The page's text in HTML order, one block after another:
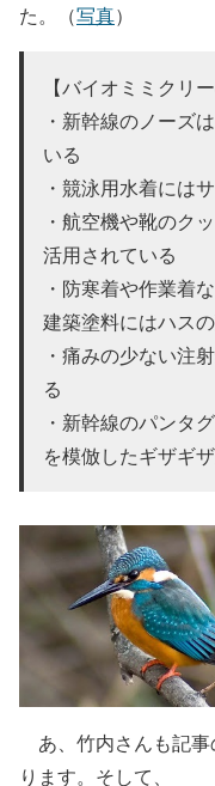
た。（写真）
【バイオミミクリー
・新幹線のノーズ
いる
・競泳用水着には
・航空機や靴のク
活用されている
・防寒着や作業着
建築塗料にはハス
・痛みの少ない注
る
・新幹線のパンタ
を模倣したギザギ
あ、竹内さんも記事
ります。そして、